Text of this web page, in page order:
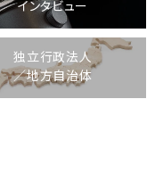
インタビュー
独立行政法人
／地方自治体